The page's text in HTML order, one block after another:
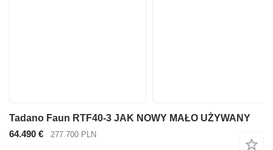
Tadano Faun RTF40-3 JAK NOWY MAŁO UŻYWANY
64.490 €
277.700 PLN